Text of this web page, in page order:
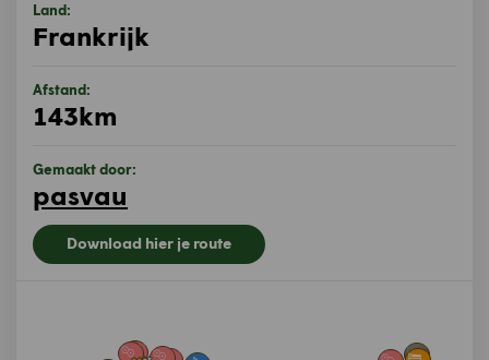
Land:
Frankrijk
Afstand:
143km
Gemaakt door:
pasvau
Download hier je route